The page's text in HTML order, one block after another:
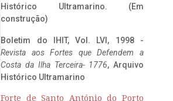
Histórico Ultramarino. (Em
construção)
Boletim do IHIT, Vol. LVI, 1998 -
Revista aos Fortes que Defendem a
Costa da Ilha Terceira- 1776, Arquivo
Histórico Ultramarino
Forte de Santo António do Porto